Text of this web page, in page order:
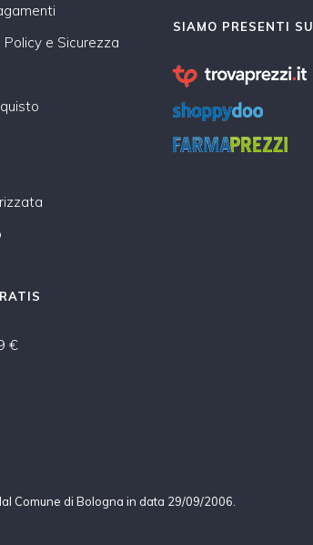
Policy e Sicurezza
€
SIAMO PRESENTI SU
Comune di Bologna in data 29/09/2006.